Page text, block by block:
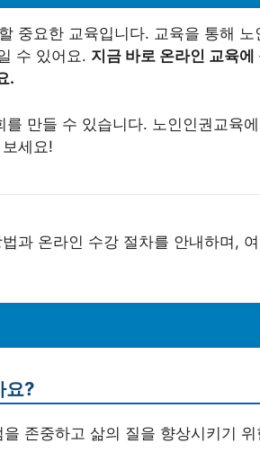
중요한 교육입니다. 교육을 통해
수 있어요. 지금 바로 온라인 교육에
.
만들 수 있습니다. 노인인권교육
세요!
과 온라인 수강 절차를 안내하며,
요?
존중하고 삶의 질을 향상시키기